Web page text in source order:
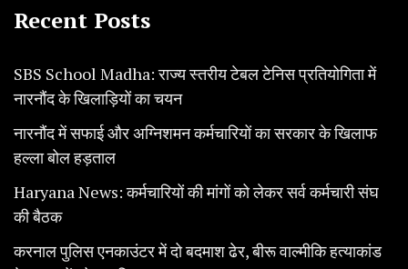
Recent Posts
SBS School Madha: राज्य स्तरीय टेबल टेनिस प्रतियोगिता में
नारनौंद के खिलाड़ियों का चयन
नारनौंद में सफाई और अग्निशमन कर्मचारियों का सरकार के खिलाफ
हल्ला बोल हड़ताल
Haryana News: कर्मचारियों की मांगों को लेकर सर्व कर्मचारी संघ
की बैठक
करनाल पुलिस एनकाउंटर में दो बदमाश ढेर, बीरू वाल्मीकि हत्याकांड